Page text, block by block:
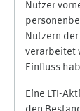
Nutzer
Nutzern
verarbeitet
Einfluss
Eine LTI-